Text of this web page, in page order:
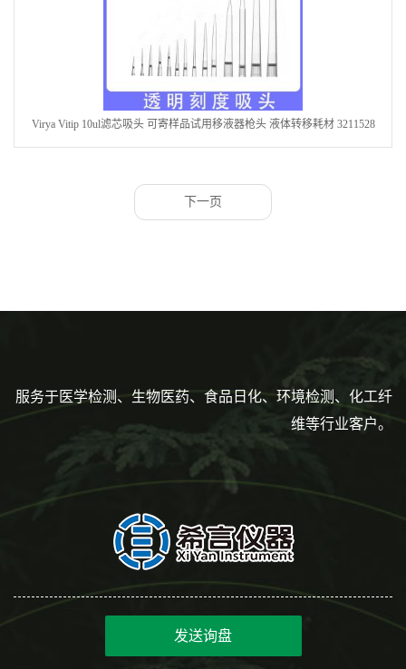
Virya Vitip 10ul滤芯吸头 可寄样品试用移液器枪头 液体转移耗材 3211528
下一页
服务于医学检测、生物医药、食品日化、环境检测、化工纤
维等行业客户。
发送询盘